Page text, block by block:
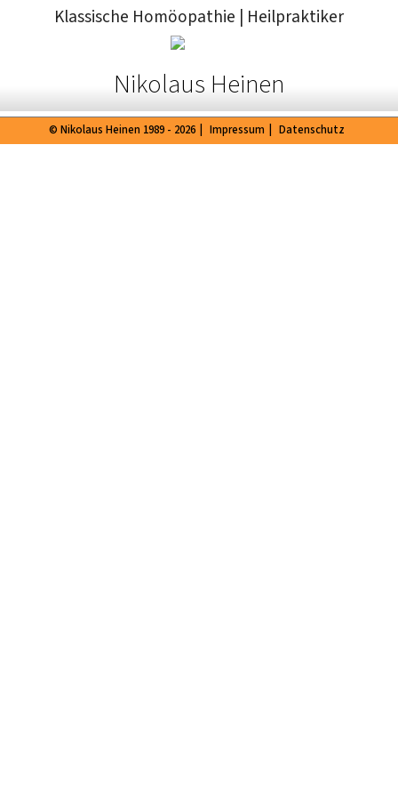
Klassische Homöopathie | Heilpraktiker
Nikolaus Heinen
© Nikolaus Heinen 1989 - 2026 Impressum Datenschutz